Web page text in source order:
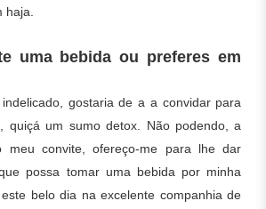
uma bebida ou preferes em
gostaria de a a convidar para
quiçá um sumo detox. Não podendo, a
meu convite, ofereço-me para lhe dar
possa tomar uma bebida por minha
belo dia na excelente companhia de